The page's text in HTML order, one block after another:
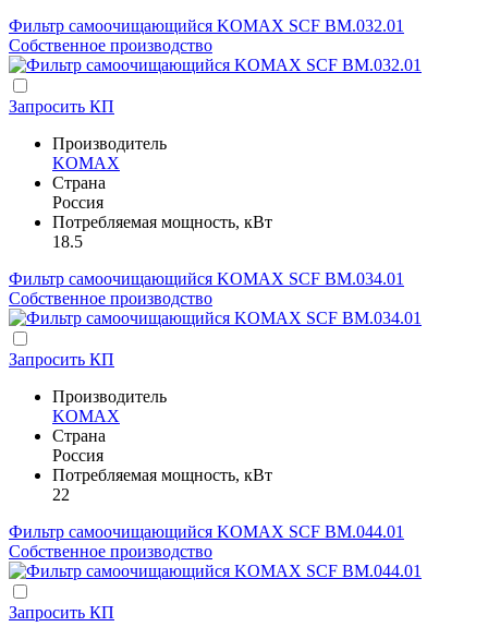
Фильтр самоочищающийся KOMAX SCF BM.032.01
Собственное производство
Запросить КП
Производитель
KOMAX
Страна
Россия
Потребляемая мощность, кВт
18.5
Фильтр самоочищающийся KOMAX SCF BM.034.01
Собственное производство
Запросить КП
Производитель
KOMAX
Страна
Россия
Потребляемая мощность, кВт
22
Фильтр самоочищающийся KOMAX SCF BM.044.01
Собственное производство
Запросить КП